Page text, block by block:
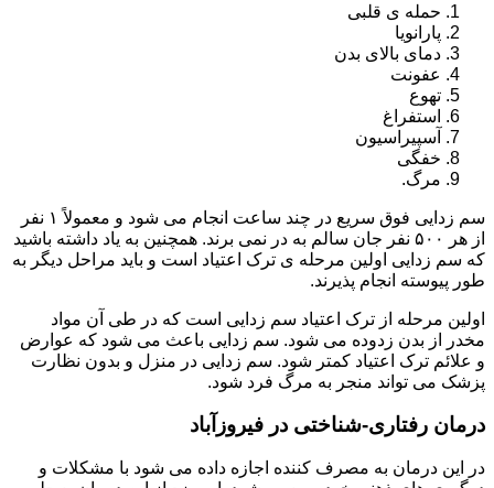
حمله ی قلبی
پارانویا
دمای بالای بدن
عفونت
تهوع
استفراغ
آسپیراسیون
خفگی
مرگ.
سم زدایی فوق سریع در چند ساعت انجام می شود و معمولاً ۱ نفر
از هر ۵۰۰ نفر جان سالم به در نمی برند. همچنین به یاد داشته باشید
که سم زدایی اولین مرحله ی ترک اعتیاد است و باید مراحل دیگر به
طور پیوسته انجام پذیرند.
اولین مرحله از ترک اعتیاد سم زدایی است که در طی آن مواد
مخدر از بدن زدوده می شود. سم زدایی باعث می شود که عوارض
و علائم ترک اعتیاد کمتر شود. سم زدایی در منزل و بدون نظارت
پزشک می تواند منجر به مرگ فرد شود.
درمان رفتاری-شناختی در فیروزآباد
در این درمان به مصرف کننده اجازه داده می شود با مشکلات و